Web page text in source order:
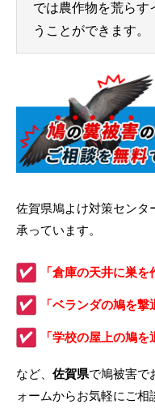
では農作物を荒らす
うことができます。
佐賀県鳩よけ対策センタ
承っています。
「倉庫の天井に巣
「ベランダの鳩を撃
「学校の屋上の鳩を
など、 佐賀県で鳩被害で
ォームからお気軽にご相